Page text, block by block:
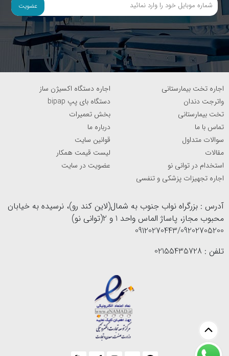
عضویت
اجاره تخت بیمارستانی
اجاره دستگاه اکسیژن ساز
واترجت دندان
دستگاه بای پپ bipap
تخت بیمارستانی
بخش تعمیرات
تماس با ما
درباره ما
سوالات متداول
قوانین سایت
مقالات
لیست قیمت همکار
استخدام در توانی نو
عضویت در سایت
اجاره تجهیزات پزشکی و تنفسی
آدرس : بزرگراه نواب جنوب به شمال(لاین کند رو)، نرسیده به خیابان
محبوب مجاز، پاساژ الماس واحد 1 و 2(توانی نو)
09120270443/09202705200
تلفن : 02155435728